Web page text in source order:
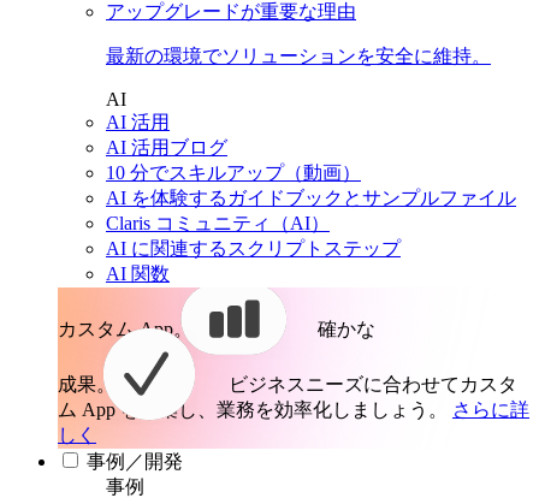
アップグレードが重要な理由
最新の環境でソリューションを安全に維持。
AI
AI 活用
AI 活用ブログ
10 分でスキルアップ（動画）
AI を体験するガイドブックとサンプルファイル
Claris コミュニティ（AI）
AI に関連するスクリプトステップ
AI 関数
カスタム App。 確かな
成果。
ビジネスニーズに合わせてカスタ
ム App を構築し、業務を効率化しましょう。
さらに詳
しく
事例／開発
事例